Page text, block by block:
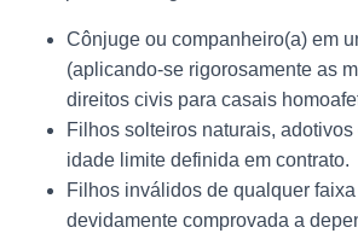
Cônjuge ou companheiro(a) em
(aplicando-se rigorosamente as
direitos civis para casais
Filhos solteiros naturais,
idade limite definida em contrato.
Filhos inválidos de qualquer
devidamente comprovada a